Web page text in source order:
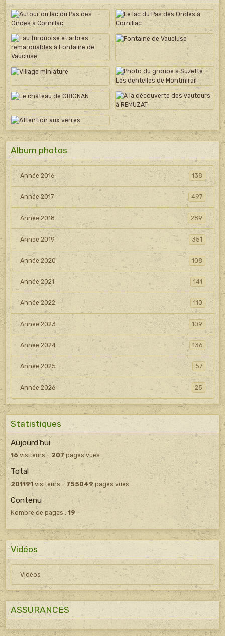
Album photos
Année 2016 138
Année 2017 497
Année 2018 289
Année 2019 351
Année 2020 108
Année 2021 141
Année 2022 110
Année 2023 109
Année 2024 136
Année 2025 57
Année 2026 25
Statistiques
Aujourd'hui
16 visiteurs - 207 pages vues
Total
201191 visiteurs -755049 pages vues
Contenu
Nombre de pages : 19
Vidéos
Vidéos
ASSURANCES